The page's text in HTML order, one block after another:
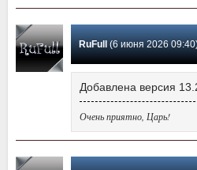
RuFull (6 июня 2026 09:40)
Добавлена версия
Очень приятно, Царь!